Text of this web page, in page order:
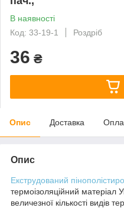
В наявності
Код: 33-19-1
Роздріб
36 ₴
Опис Доставка
Опис
Екструдований
термоізоляційний матеріал
величезної кількості видів